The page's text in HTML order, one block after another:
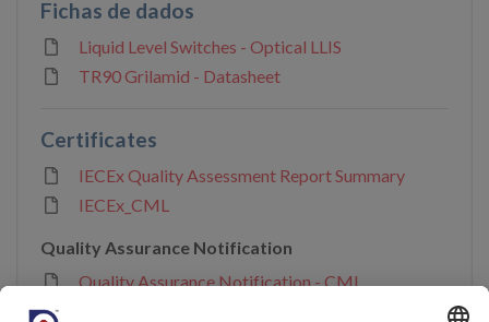
Fichas de dados
Liquid Level Switches - Optical LLIS
TR90 Grilamid - Datasheet
Certificates
IECEx Quality Assessment Report Summary
IECEx_CML
Quality Assurance Notification
Quality Assurance Notification - CML